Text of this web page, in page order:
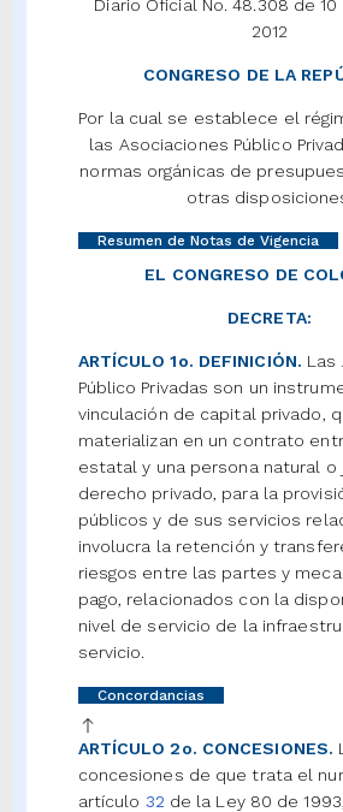
Diario Oficial No. 48.308 de
2012
CONGRESO DE LA
Por la cual se establece el
las Asociaciones Público
normas orgánicas de
otras
Resumen de Notas de Vigencia
EL CONGRESO DE
DECRETA:
ARTÍCULO 1o. DEFINICIÓN. Las
Público Privadas son un
vinculación de capital privado,
materializan en un contrato
estatal y una persona natural o
derecho privado, para la
públicos y de sus servicios
involucra la retención y
riesgos entre las partes y
pago, relacionados con la
nivel de servicio de la
servicio.
Concordancias
ARTÍCULO 2o. CONCESIONES.
concesiones de que trata el
artículo 32 de la Ley 80 de